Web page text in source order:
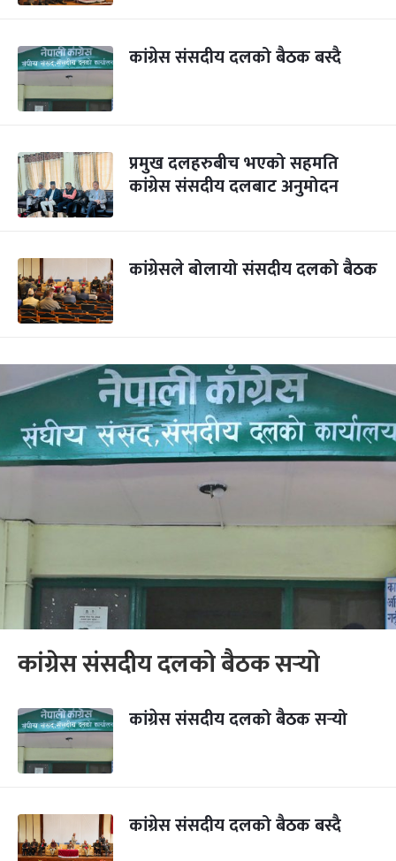
कांग्रेस संसदीय दलको बैठक बस्दै
प्रमुख दलहरुबीच भएको सहमति
कांग्रेस संसदीय दलबाट अनुमोदन
कांग्रेसले बोलायो संसदीय दलको बैठक
कांग्रेस संसदीय दलको बैठक सर्‍यो
कांग्रेस संसदीय दलको बैठक सर्‍यो
कांग्रेस संसदीय दलको बैठक बस्दै